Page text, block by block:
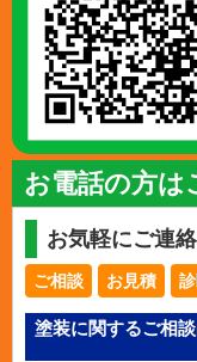
お電話の方は
お気軽にご連
ご相談 お見積
塗装に関するご相